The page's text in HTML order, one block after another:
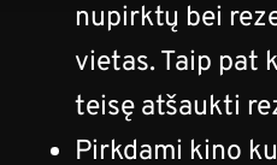
nupirktų bei
vietas. Taip pat
teisę atšaukti
Pirkdami kino